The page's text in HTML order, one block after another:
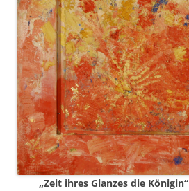
„Zeit ihres Glanzes die Königin“